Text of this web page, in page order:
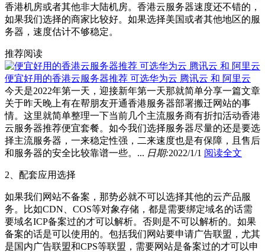
香港机房或者其他非大陆机房。香港云服务器速度还不错的，
如果我们选择的商家比较好。如果选择美国或者其他地区的服
务器，速度估计不够稳定。
推荐阅读
便宜好用的香港云服务器推荐 可选华为云 腾讯云 和 阿里云
今天是2022年第一天，迎接新年第一天那就简单分享一篇文章
关于昨天晚上有在帮朋友开通香港服务器部署搬迁网站的事
情。这里就简单整理一下当前几个主流服务商有折扣活动香港
云服务器推荐便宜套餐。如今我们选择服务器尽量的还是要选
择主流服务器，一来稳定性强，二来速度也是有保障，且售后
和服务器的安全比较靠谱一些。... 日期:2022/1/1 阅读全文
2、配套应用选择
如果我们网站不备案，那势必就不可以选择其他的云产品服
务。比如CDN、COS等对象存储，都是需要绑定域名的话需
要域名ICP备案过的才可以解析。否则是不可以解析的。如果
备案的话是可以使用的。包括我们网站要申请广告联盟，尤其
是国内广告联盟和CPS等联盟，需要网站是备案过的才可以申